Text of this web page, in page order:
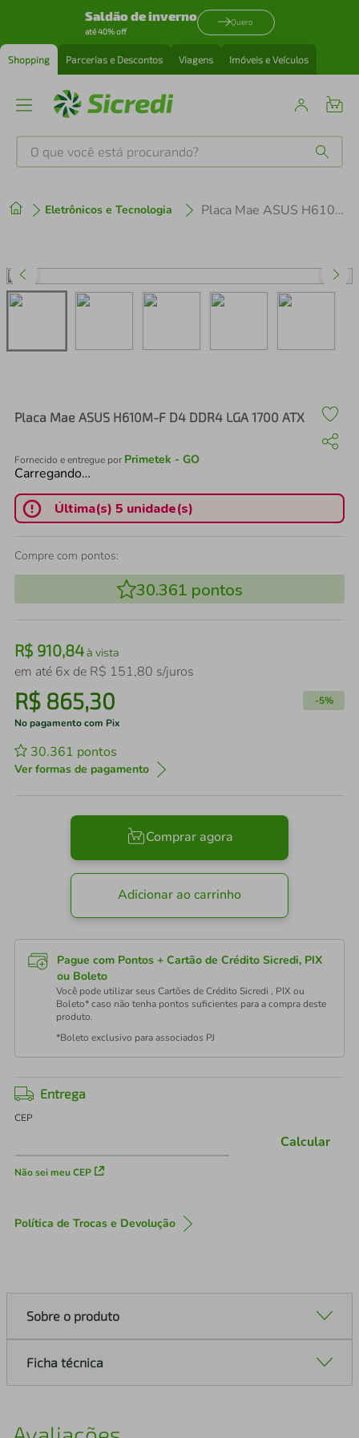
Saldão de inverno
até 40% off
Quero
Shopping Parcerias e Descontos Viagens Imóveis e Veículos
O que você está procurando?
Eletrônicos e Tecnologia Placa Mae ASUS H610M-F D4 DDR4 LGA 1700 ATX
Placa Mae ASUS H610M-F D4 DDR4 LGA 1700 ATX
Fornecido e entregue por Primetek - GO
Carregando…
Última(s) 5 unidade(s)
Compre com pontos:
30.361 pontos
R$ 910,84à vista
em até 6x de R$ 151,80 s/juros
R$ 865,30 -5%
No pagamento com Pix
30.361 pontos
Ver formas de pagamento
Comprar agora
Adicionar ao carrinho
Pague com Pontos + Cartão de Crédito Sicredi, PIX
ou Boleto
Você pode utilizar seus Cartões de Crédito Sicredi , PIX ou
Boleto* caso não tenha pontos suficientes para a compra deste
produto.
*Boleto exclusivo para associados PJ
Entrega
CEP
Não sei meu CEP
Calcular
Política de Trocas e Devolução
Sobre o produto
Ficha técnica
2º cafeteira